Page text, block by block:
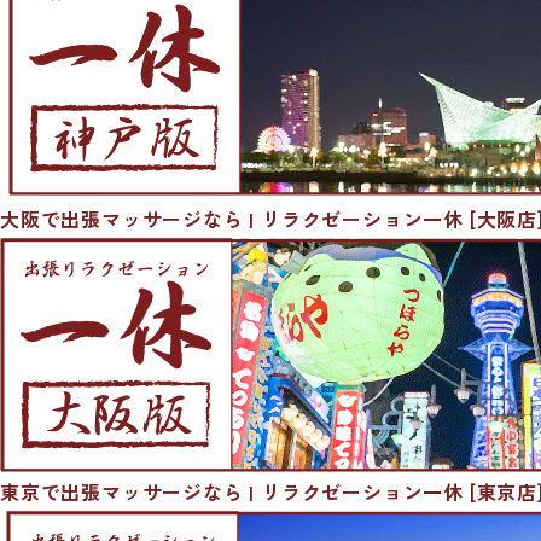
大阪で出張マッサージなら | リラクゼーション一休 [大阪
東京で出張マッサージなら | リラクゼーション一休 [東京